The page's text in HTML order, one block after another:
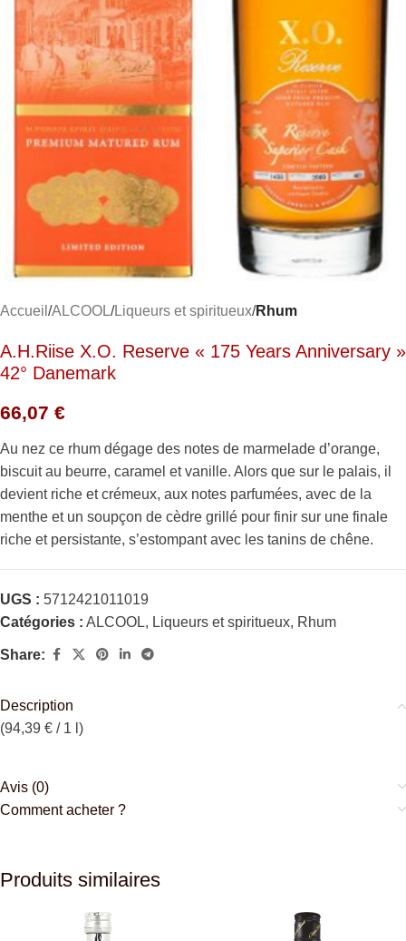
Accueil ALCOOL Liqueurs et spiritueux Rhum
A.H.Riise X.O. Reserve « 175 Years Anniversary »
42° Danemark
66,07 €
Au nez ce rhum dégage des notes de marmelade d’orange,
biscuit au beurre, caramel et vanille. Alors que sur le palais, il
devient riche et crémeux, aux notes parfumées, avec de la
menthe et un soupçon de cèdre grillé pour finir sur une finale
riche et persistante, s’estompant avec les tanins de chêne.
UGS : 5712421011019
Catégories : ALCOOL, Liqueurs et spiritueux, Rhum
Share:
Description
(94,39 € / 1 l)
Avis (0)
Comment acheter ?
Produits similaires